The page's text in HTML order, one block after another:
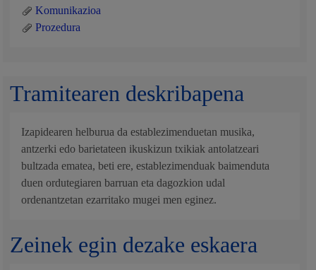
Komunikazioa
Prozedura
Tramitearen deskribapena
Izapidearen helburua da establezimenduetan musika,
antzerki edo barietateen ikuskizun txikiak antolatzeari
bultzada ematea, beti ere, establezimenduak baimenduta
duen ordutegiaren barruan eta dagozkion udal
ordenantzetan ezarritako mugei men eginez.
Zeinek egin dezake eskaera